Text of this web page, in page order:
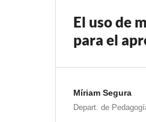
El uso de
para el
Míriam Segura
Depart. de